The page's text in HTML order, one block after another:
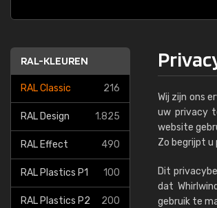
RAL-KLEUREN
RAL Classic 216
RAL Design 1.825
RAL Effect 490
RAL Plastics P1 100
RAL Plastics P2 200
Wij zijn ons
uw privacy
website
Zo begrijpt u
Dit
dat
gebruik te